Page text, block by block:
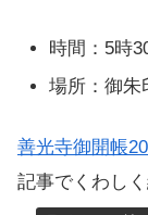
時間：5時
場所：御朱
善光寺御開帳
記事でくわし